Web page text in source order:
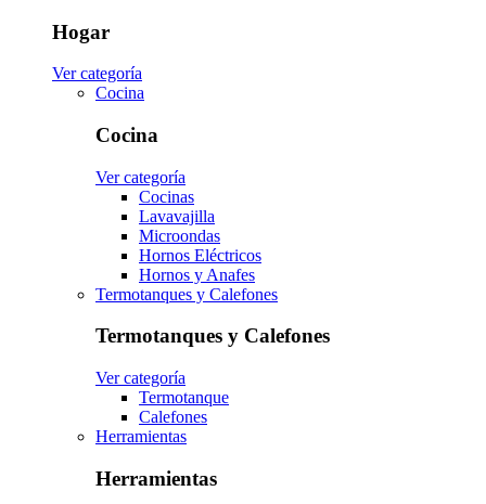
Hogar
Ver categoría
Cocina
Cocina
Ver categoría
Cocinas
Lavavajilla
Microondas
Hornos Eléctricos
Hornos y Anafes
Termotanques y Calefones
Termotanques y Calefones
Ver categoría
Termotanque
Calefones
Herramientas
Herramientas